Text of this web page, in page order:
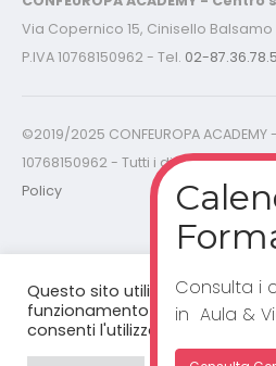
Via Copernico 15, Cinisello Balsamo
P.IVA 10768150962 - Tel.02-
10768150962 - Tutti i diritti riservati -
Policy
Questo sito utilizza cookie per
funzionamento del sito web.
consenti l'utilizzo dei cookie.
Consulta i
in Aula &